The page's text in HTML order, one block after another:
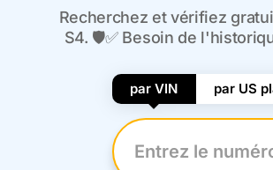
Recherchez et vérifiez
S4. 🛡️✅ Besoin de
par VIN par US
Entrez le numéro VIN